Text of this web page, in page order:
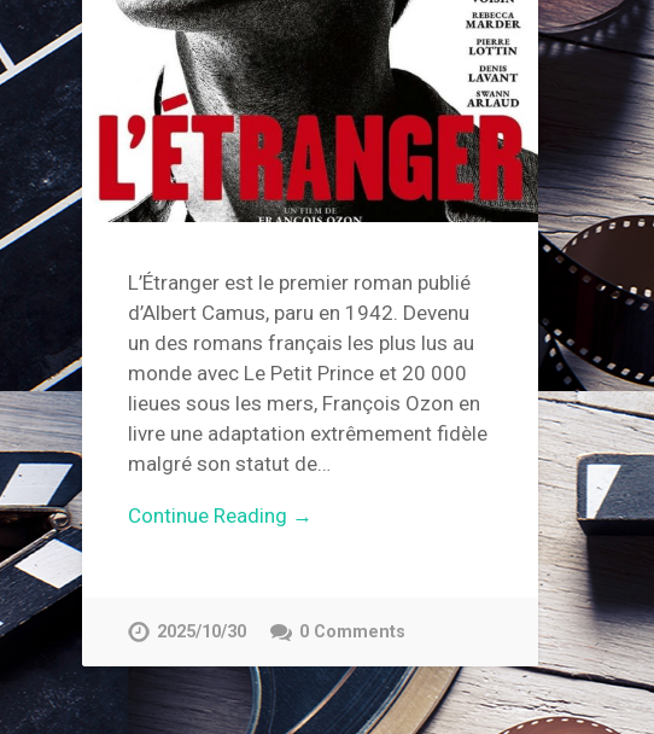
L’Étranger est le premier roman publié
d’Albert Camus, paru en 1942. Devenu
un des romans français les plus lus au
monde avec Le Petit Prince et 20 000
lieues sous les mers, François Ozon en
livre une adaptation extrêmement fidèle
malgré son statut de…
Continue Reading →
2025/10/30 0 Comments